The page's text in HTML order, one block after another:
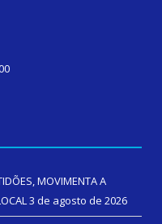
MOVIMENTA A
3 de agosto de 2026